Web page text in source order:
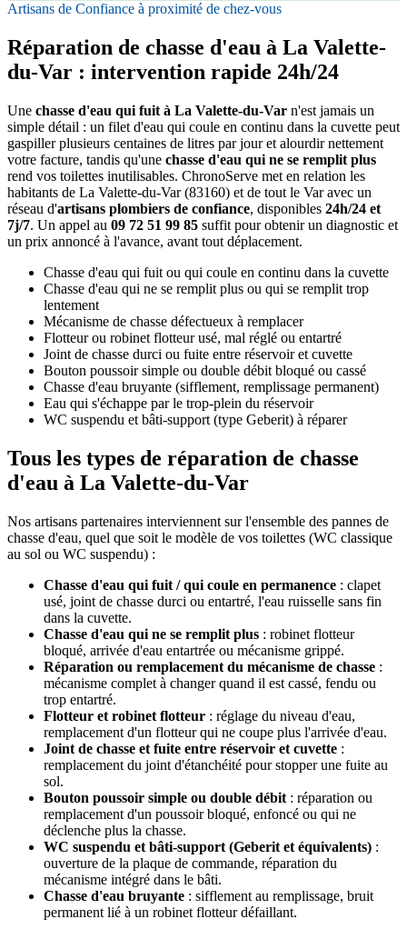
Artisans de Confiance à proximité de chez-vous
Réparation de chasse d'eau à La Valette-
du-Var : intervention rapide 24h/24
Une chasse d'eau qui fuit à La Valette-du-Var n'est jamais un
simple détail : un filet d'eau qui coule en continu dans la cuvette peut
gaspiller plusieurs centaines de litres par jour et alourdir nettement
votre facture, tandis qu'une chasse d'eau qui ne se remplit plus
rend vos toilettes inutilisables. ChronoServe met en relation les
habitants de La Valette-du-Var (83160) et de tout le Var avec un
réseau d'artisans plombiers de confiance, disponibles 24h/24 et
7j/7. Un appel au 09 72 51 99 85 suffit pour obtenir un diagnostic et
un prix annoncé à l'avance, avant tout déplacement.
Chasse d'eau qui fuit ou qui coule en continu dans la cuvette
Chasse d'eau qui ne se remplit plus ou qui se remplit trop
lentement
Mécanisme de chasse défectueux à remplacer
Flotteur ou robinet flotteur usé, mal réglé ou entartré
Joint de chasse durci ou fuite entre réservoir et cuvette
Bouton poussoir simple ou double débit bloqué ou cassé
Chasse d'eau bruyante (sifflement, remplissage permanent)
Eau qui s'échappe par le trop-plein du réservoir
WC suspendu et bâti-support (type Geberit) à réparer
Tous les types de réparation de chasse
d'eau à La Valette-du-Var
Nos artisans partenaires interviennent sur l'ensemble des pannes de
chasse d'eau, quel que soit le modèle de vos toilettes (WC classique
au sol ou WC suspendu) :
Chasse d'eau qui fuit / qui coule en permanence : clapet
usé, joint de chasse durci ou entartré, l'eau ruisselle sans fin
dans la cuvette.
Chasse d'eau qui ne se remplit plus : robinet flotteur
bloqué, arrivée d'eau entartrée ou mécanisme grippé.
Réparation ou remplacement du mécanisme de chasse :
mécanisme complet à changer quand il est cassé, fendu ou
trop entartré.
Flotteur et robinet flotteur : réglage du niveau d'eau,
remplacement d'un flotteur qui ne coupe plus l'arrivée d'eau.
Joint de chasse et fuite entre réservoir et cuvette :
remplacement du joint d'étanchéité pour stopper une fuite au
sol.
Bouton poussoir simple ou double débit : réparation ou
remplacement d'un poussoir bloqué, enfoncé ou qui ne
déclenche plus la chasse.
WC suspendu et bâti-support (Geberit et équivalents) :
ouverture de la plaque de commande, réparation du
mécanisme intégré dans le bâti.
Chasse d'eau bruyante : sifflement au remplissage, bruit
permanent lié à un robinet flotteur défaillant.